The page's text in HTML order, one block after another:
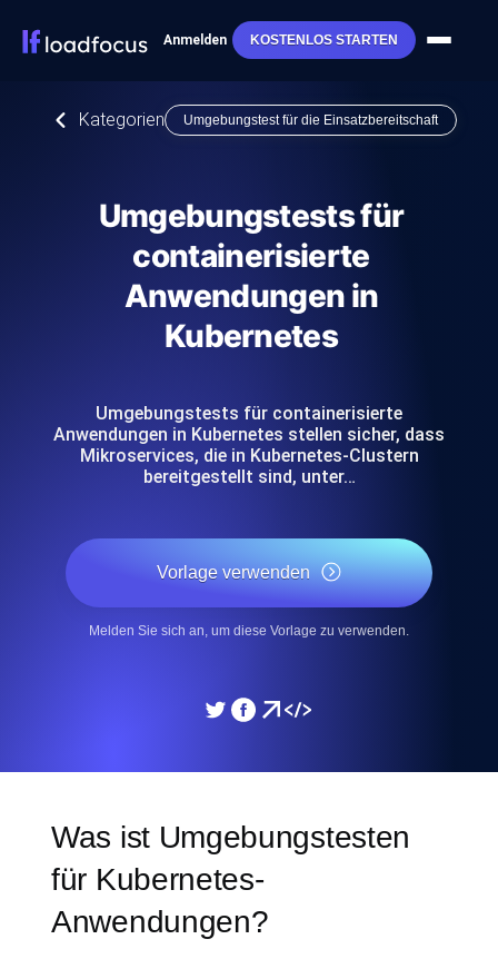
Anmelden KOSTENLOS STARTEN
Kategorien Umgebungstest für die Einsatzbereitschaft
Umgebungstests für
containerisierte
Anwendungen in
Kubernetes
Umgebungstests für containerisierte
Anwendungen in Kubernetes stellen sicher, dass
Mikroservices, die in Kubernetes-Clustern
bereitgestellt sind, unter…
Vorlage verwenden
Melden Sie sich an, um diese Vorlage zu verwenden.
Was ist Umgebungstesten
für Kubernetes-
Anwendungen?